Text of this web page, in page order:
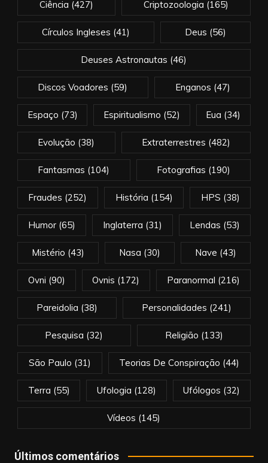
Ciência (427) Criptozoologia (165)
Círculos Ingleses (41) Deus (56)
Deuses Astronautas (46)
Discos Voadores (59) Enganos (47)
Espaço (73) Espiritualismo (52) Eua (34)
Evolução (38) Extraterrestres (482)
Fantasmas (104) Fotografias (190)
Fraudes (252) História (154) HPS (38)
Humor(65) Inglaterra (31) Lendas (53)
Mistério (43) Nasa (30) Nave (43)
Ovni (90) Ovnis (172) Paranormal (216)
Pareidolia (38) Personalidades (241)
Pesquisa (32) Religião (133)
São Paulo (31) Teorias De Conspiração (44)
Terra (55) Ufologia (128) Ufólogos (32)
Vídeos (145)
Últimos comentários